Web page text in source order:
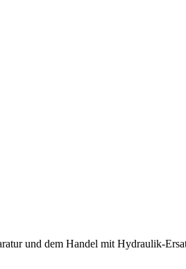
und dem Handel mit Hydraulik-